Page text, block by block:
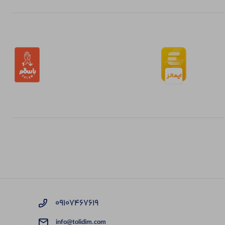
09107467619
info@tolidim.com